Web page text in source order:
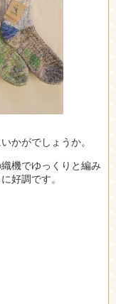
かがでしょうか。
機でゆっくりと編み
好調です。